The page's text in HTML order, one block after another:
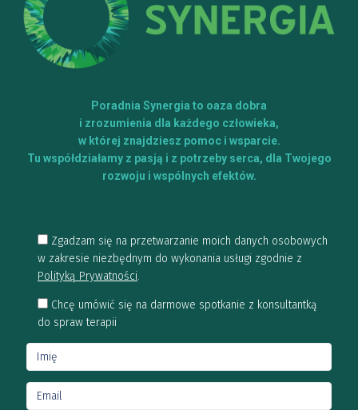
Poradnia Synergia to oaza dobra
i zrozumienia dla każdego człowieka,
w której znajdziesz pomoc i wsparcie.
Tu współdziałamy z pasją i z potrzeby serca, dla Twojego
rozwoju i wspólnych efektów.
Zgadzam się na przetwarzanie moich danych osobowych
w zakresie niezbędnym do wykonania usługi zgodnie z
Polityką Prywatności.
Chcę umówić się na darmowe spotkanie z konsultantką
do spraw terapii